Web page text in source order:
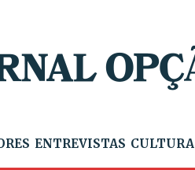
ENTREVISTAS CULTURA